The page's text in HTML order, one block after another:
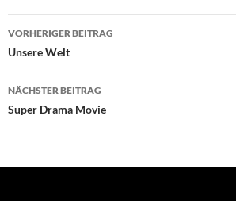
Beitragsnavigation
VORHERIGER BEITRAG
Unsere Welt
NÄCHSTER BEITRAG
Super Drama Movie